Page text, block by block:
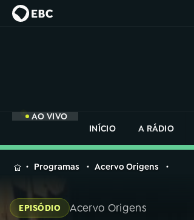
AO VIVO
INÍCIO
A RÁDIO
MENU
na
Rádio
Programas Acervo Origens
EPISÓDIO Acervo Origens